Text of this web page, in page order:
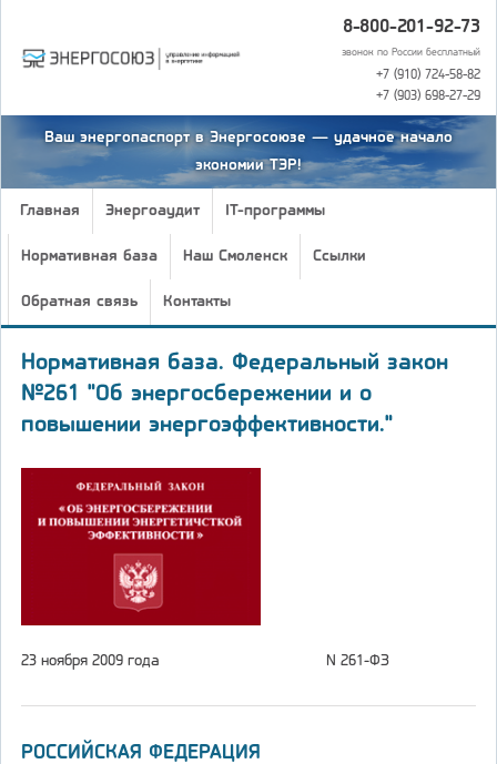
8-800-201-92-73
звонок по России бесплатный
+7 (910) 724-58-82
+7 (903) 698-27-29
Ваш энергопаспорт в Энергосоюзе — удачное начало
экономии ТЭР!
Главная Энергоаудит IT-программы
Нормативная база Наш Смоленск Ссылки
Обратная связь Контакты
Нормативная база. Федеральный закон
№261 "Об энергосбережении и о
повышении энергоэффективности."
23 ноября 2009 года N 261-ФЗ
РОССИЙСКАЯ ФЕДЕРАЦИЯ